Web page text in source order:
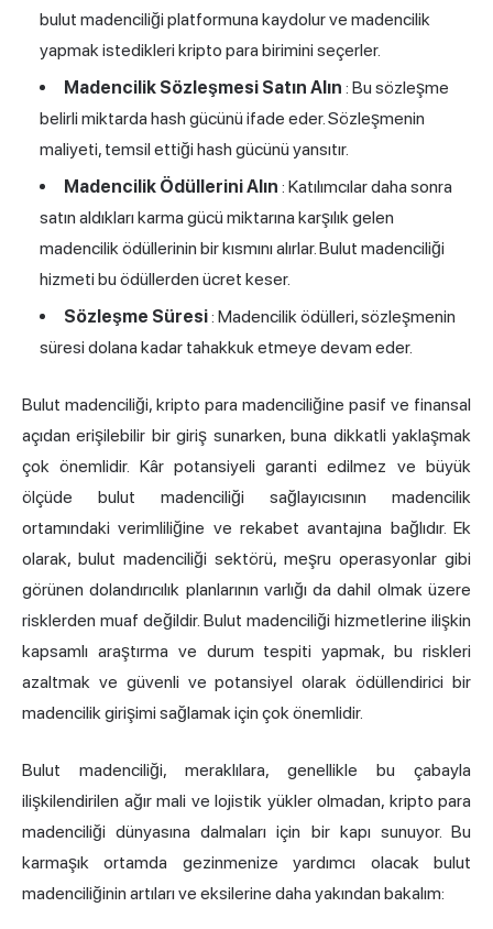
bulut madenciliği platformuna kaydolur ve madencilik
yapmak istedikleri kripto para birimini seçerler.
Madencilik Sözleşmesi Satın Alın : Bu sözleşme
belirli miktarda hash gücünü ifade eder. Sözleşmenin
maliyeti, temsil ettiği hash gücünü yansıtır.
Madencilik Ödüllerini Alın : Katılımcılar daha sonra
satın aldıkları karma gücü miktarına karşılık gelen
madencilik ödüllerinin bir kısmını alırlar. Bulut madenciliği
hizmeti bu ödüllerden ücret keser.
Sözleşme Süresi: Madencilik ödülleri, sözleşmenin
süresi dolana kadar tahakkuk etmeye devam eder.
Bulut madenciliği, kripto para madenciliğine pasif ve finansal
açıdan erişilebilir bir giriş sunarken, buna dikkatli yaklaşmak
çok önemlidir. Kâr potansiyeli garanti edilmez ve büyük
ölçüde bulut madenciliği sağlayıcısının madencilik
ortamındaki verimliliğine ve rekabet avantajına bağlıdır. Ek
olarak, bulut madenciliği sektörü, meşru operasyonlar gibi
görünen dolandırıcılık planlarının varlığı da dahil olmak üzere
risklerden muaf değildir. Bulut madenciliği hizmetlerine ilişkin
kapsamlı araştırma ve durum tespiti yapmak, bu riskleri
azaltmak ve güvenli ve potansiyel olarak ödüllendirici bir
madencilik girişimi sağlamak için çok önemlidir.
Bulut madenciliği, meraklılara, genellikle bu çabayla
ilişkilendirilen ağır mali ve lojistik yükler olmadan, kripto para
madenciliği dünyasına dalmaları için bir kapı sunuyor. Bu
karmaşık ortamda gezinmenize yardımcı olacak bulut
madenciliğinin artıları ve eksilerine daha yakından bakalım: